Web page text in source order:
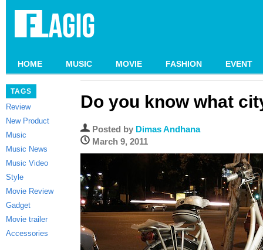
HOME MUSIC MOVIE FASHION EVENT
TAGS
Review
New Product
Music
Music News
Music Video
Style
Movie Review
Gadget
Movie trailer
Accessories
Do you know what
Posted by Dimas Andhana
March 9, 2011